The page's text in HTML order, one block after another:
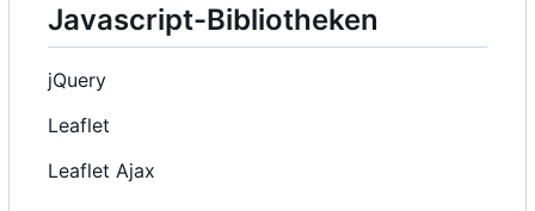
Javascript-Bibliotheken
jQuery
Leaflet
Leaflet Ajax